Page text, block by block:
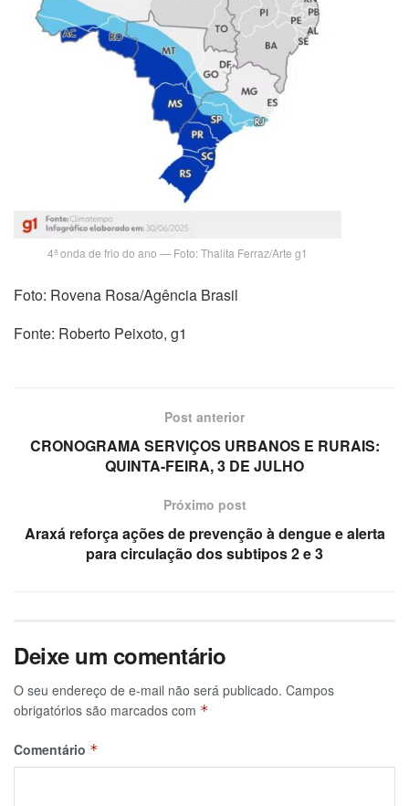
4ª onda de frio do ano — Foto: Thalita Ferraz/Arte g1
Foto: Rovena Rosa/Agência Brasil
Fonte: Roberto Peixoto, g1
Post anterior
CRONOGRAMA SERVIÇOS URBANOS E RURAIS:
QUINTA-FEIRA, 3 DE JULHO
Próximo post
Araxá reforça ações de prevenção à dengue e alerta
para circulação dos subtipos 2 e 3
Deixe um comentário
O seu endereço de e-mail não será publicado. Campos
obrigatórios são marcados com *
Comentário *